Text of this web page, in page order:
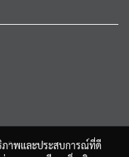
Reserved.
ภาพและประสบการณ์ที่ดี